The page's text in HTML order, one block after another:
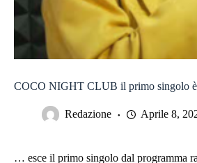
COCO NIGHT CLUB il primo singolo
Redazione Aprile 8,
… esce il primo singolo dal programma